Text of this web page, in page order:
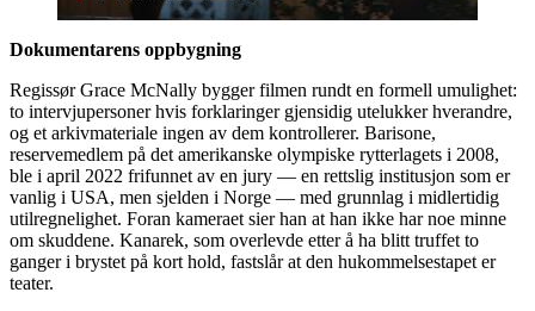
Dokumentarens oppbygning
Regissør Grace McNally bygger filmen rundt en formell umulighet:
to intervjupersoner hvis forklaringer gjensidig utelukker hverandre,
og et arkivmateriale ingen av dem kontrollerer. Barisone,
reservemedlem på det amerikanske olympiske rytterlagets i 2008,
ble i april 2022 frifunnet av en jury — en rettslig institusjon som er
vanlig i USA, men sjelden i Norge — med grunnlag i midlertidig
utilregnelighet. Foran kameraet sier han at han ikke har noe minne
om skuddene. Kanarek, som overlevde etter å ha blitt truffet to
ganger i brystet på kort hold, fastslår at den hukommelsestapet er
teater.